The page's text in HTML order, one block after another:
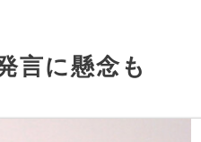
言に懸念も